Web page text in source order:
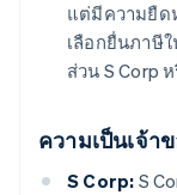
แต่มีความยืด
เลือกยื่นภาษี
ส่วน S Corp
ความเป็นเจ้า
S Corp: S